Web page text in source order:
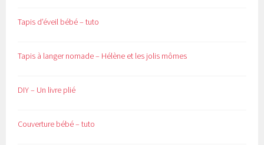
Tapis d’éveil bébé – tuto
Tapis à langer nomade – Hélène et les jolis mômes
DIY – Un livre plié
Couverture bébé – tuto